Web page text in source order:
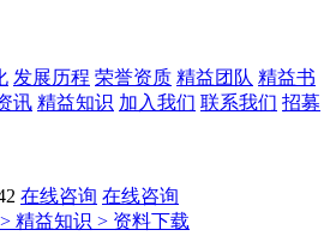
发展历程 荣誉资质 精益团队 精益书
讯 精益知识 加入我们 联系我们 招募
在线咨询 在线咨询
> 精益知识 > 资料下载